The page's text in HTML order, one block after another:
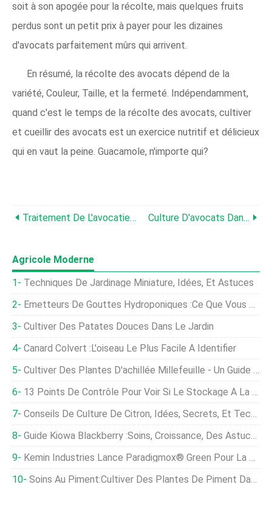
soit à son apogée pour la récolte, mais quelques fruits
perdus sont un petit prix à payer pour les dizaines
d'avocats parfaitement mûrs qui arrivent.
En résumé, la récolte des avocats dépend de la
variété, Couleur, Taille, et la fermeté. Indépendamment,
quand c'est le temps de la récolte des avocats, cultiver
et cueillir des avocats est un exercice nutritif et délicieux
qui en vaut la peine. Guacamole, n'importe qui?
Traitement De L'avocatier - Ravageurs Et Maladies D'un Avocatier Culture D'avocats Dans Des Conteneurs Et Soins Des Plantes D'avocat À L'intérieur
Agricole Moderne
Techniques De Jardinage Miniature, Idées, Et Astuces
Émetteurs De Gouttes Hydroponiques :ce Que Vous Devez Savoir
Cultiver Des Patates Douces Dans Le Jardin
Canard Colvert :l'oiseau Le Plus Facile À Identifier
Cultiver Des Plantes D'achillée Millefeuille - Un Guide De Plantation Complet
13 Points De Contrôle Pour Voir Si Le Stockage À La Ferme Est Sûr Après Une Inondation
Conseils De Culture De Citron, Idées, Secrets, Et Technique
Guide Kiowa Blackberry :Soins, Croissance, Des Astuces
Kemin Industries Lance Paradigmox® Green Pour La Production Animale Biologique Dans La Région EMENA
Soins Au Piment:Cultiver Des Plantes De Piment Dans Le Jardin